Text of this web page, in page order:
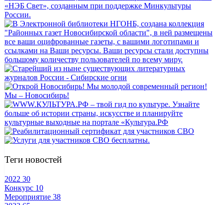
Теги новостей
2022 30
Конкурс 10
Мероприятие 38